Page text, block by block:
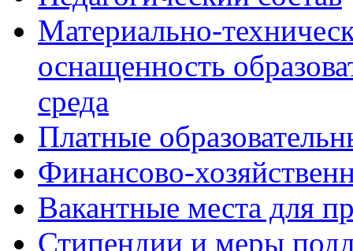
Материально-
оснащенность
среда
Платные
Финансово-
Вакантные места для
Стипендии и меры